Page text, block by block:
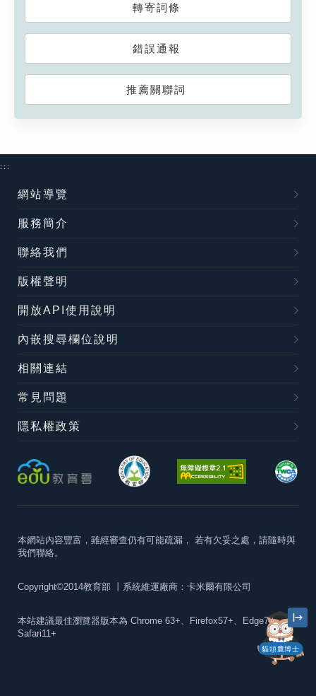
轉寄詞條
錯誤通報
推薦關聯詞
貓頭鷹博士
:::
網站導覽
服務簡介
聯絡我們
版權聲明
開放API使用說明
內嵌搜尋欄位說明
相關連結
常見問題
隱私權政策
本網站內容豐富，雖經審查仍有可能疏漏， 若有欠妥之處，請隨時與
我們聯絡。
Copyright©2014教育部 丨系統維運廠商：卡米爾有限公司
本站建議最佳瀏覽器版本為 Chrome 63+、Firefox57+、Edge79+及
Safari11+